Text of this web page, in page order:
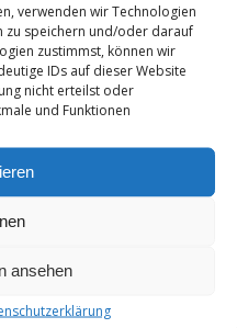
verwenden wir Technologien
zu speichern und/oder darauf
zustimmst, können wir
IDs auf dieser Website
nicht erteilst oder
und Funktionen
ansehen